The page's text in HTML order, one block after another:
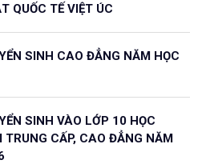
QUỐC TẾ VIỆT ÚC
SINH CAO ĐẲNG NĂM HỌC
SINH VÀO LỚP 10 HỌC
TRUNG CẤP, CAO ĐẲNG NĂM